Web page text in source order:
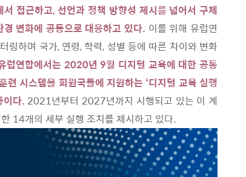
접근하고, 선언과 정책 방향성 제시를 넘어서 구체
변화에 공동으로 대응하고 있다. 이를 위해 유럽연
링하며 국가, 연령, 학력, 성별 등에 따른 차이와 변화
럽연합에서는 2020년 9월 디지털 교육에 대한 공통
시스템을 회원국들에 지원하는 ‘디지털 교육 실행
다. 2021년부터 2027년까지 시행되고 있는 이 계
14개의 세부 실행 조치를 제시하고 있다.